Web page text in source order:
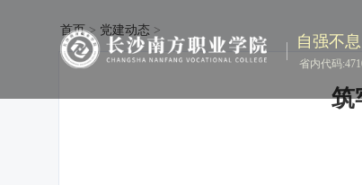
自强不息
省内代码
首页> 党建动态 >
筑